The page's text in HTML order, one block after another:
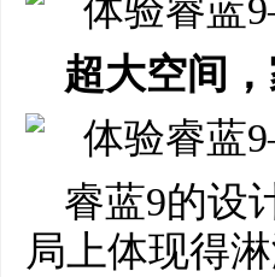
超大空间
睿蓝9的设
局上体现得